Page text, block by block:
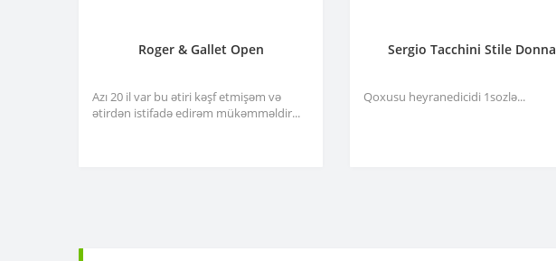
Roger & Gallet Open
Azı 20 il var bu ətiri kəşf etmişəm və
ətirdən istifadə edirəm mükəmməldir...
Sergio Tacchini Stile Donna
Qoxusu heyranedicidi 1sozlə...